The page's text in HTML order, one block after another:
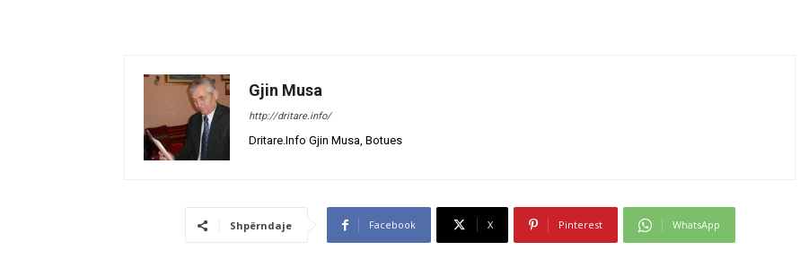
Gjin Musa
http://dritare.info/
Dritare.Info Gjin Musa, Botues
Shpërndaje Facebook X Pinterest WhatsApp